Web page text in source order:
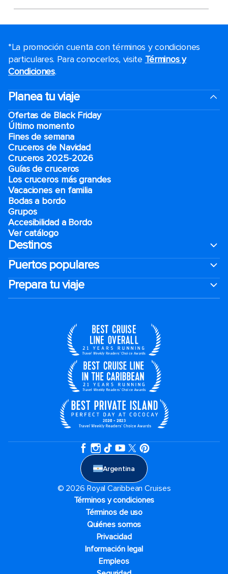
*La promoción cuenta con términos y condiciones
particulares. Para conocerlos, visite Términos y
Condiciones.
Planea tu viaje
Ofertas de Black Friday
Último momento
Fines de semana
Cruceros de Navidad
Cruceros 2025-2026
Guías de cruceros
Los cruceros más grandes
Vacaciones en familia
Bodas a bordo
Grupos
Accesibilidad a Bordo
Ver catálogo
Destinos
Puertos populares
Prepara tu viaje
Argentina
© 2026 Royal Caribbean Cruises
Términos y condiciones
Términos de uso
Quiénes somos
Privacidad
Información legal
Empleos